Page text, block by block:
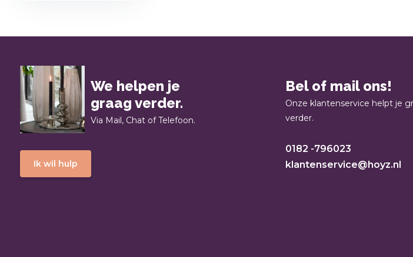
We helpen je
graag verder.
Via Mail, Chat of Telefoon.
Ik wil hulp
Bel of mail ons!
Onze klantenservice helpt je
verder.
0182 -796023
klantenservice@hoyz.nl